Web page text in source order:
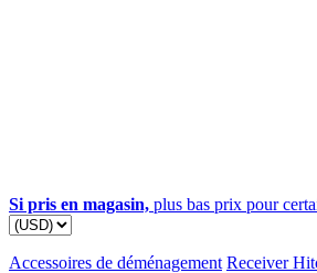
Si pris en magasin, plus bas prix pour
Accessoires de déménagement Receiver